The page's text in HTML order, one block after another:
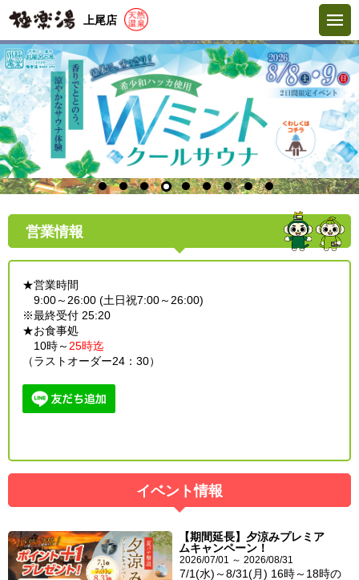
上尾店
営業情報
★営業時間
9:00～26:00 (土日祝7:00～26:00)
※最終受付 25:20
★お食事処
10時～ 25時迄
（ラストオーダー24：30）
イベント情報
【期間延長】夕涼みプレミア
ムキャンペーン！
2026/07/01 ～ 2026/08/31
7/1(水)～8/31(月) 16時～18時の